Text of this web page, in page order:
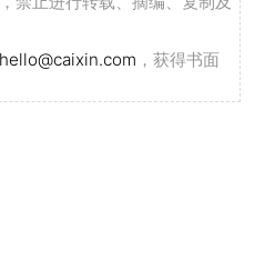
hello@caixin.com ，获得书面